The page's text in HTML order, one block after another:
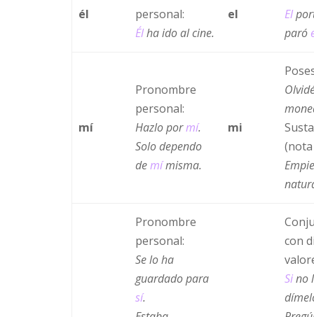
él
personal:
Élha ido al cine.
el
El
paró
mí
Pronombre
personal:
Hazlo pormí.
Solo dependo
demímisma.
mi
Pronombre
personal:
Se lo ha
guardado para
sí.
con
Sino